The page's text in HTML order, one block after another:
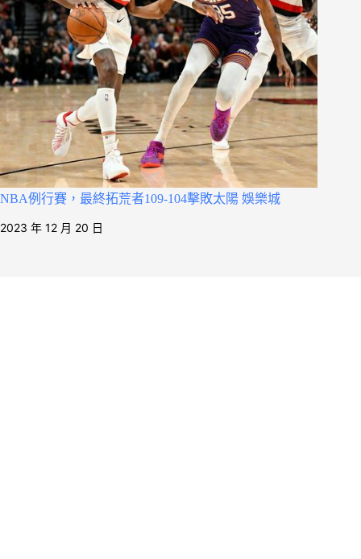
NBA例行賽，最終拓荒者109-104擊敗太陽 娛樂城
2023 年 12 月 20 日